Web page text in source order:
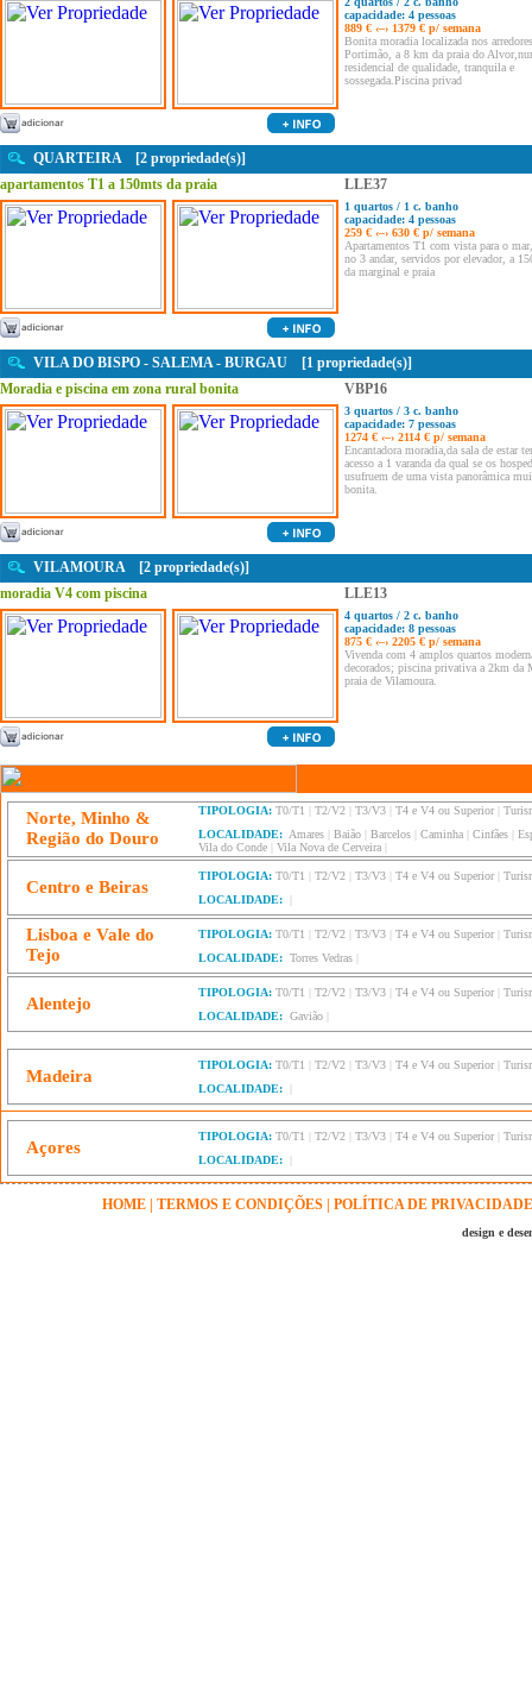
capacidade: 4 pessoas
889 € ‹–› 1379 € p/ semana
Bonita moradia localizada nos
Portimão, a 8 km da praia do
residencial de qualidade, tranquila e
sossegada.Piscina privad
QUARTEIRA [2 propriedade(s)]
apartamentos T1 a 150mts da praia
LLE37
1 quartos / 1 c. banho
capacidade: 4 pessoas
259 € ‹–› 630 € p/ semana
Apartamentos T1 com vista para o
no 3 andar, servidos por elevador, a
da marginal e praia
VILA DO BISPO - SALEMA - BURGAU [1 propriedade(s)]
Moradia e piscina em zona rural bonita
VBP16
3 quartos / 3 c. banho
capacidade: 7 pessoas
1274 € ‹–› 2114 € p/ semana
Encantadora moradia,da sala de estar
acesso a 1 varanda da qual se os
usufruem de uma vista panorâmica
bonita.
VILAMOURA [2 propriedade(s)]
moradia V4 com piscina
LLE13
4 quartos / 2 c. banho
capacidade: 8 pessoas
875 € ‹–› 2205 € p/ semana
Vivenda com 4 amplos quartos
decorados; piscina privativa a 2km da
praia de Vilamoura.
Norte, Minho &
Região do Douro
TIPOLOGIA: T0/T1 T2/V2 T3/V3 T4 e V4 ou Superior|
LOCALIDADE: Amares Baião Barcelos Caminha Cinfães
Vila do Conde
Vila Nova de Cerveira
Centro e Beiras
TIPOLOGIA: T0/T1 T2/V2 T3/V3 T4 e V4 ou Superior|
LOCALIDADE:
Lisboa e Vale do
Tejo
TIPOLOGIA: T0/T1 T2/V2 T3/V3 T4 e V4 ou Superior|
LOCALIDADE: Torres Vedras
Alentejo
TIPOLOGIA: T0/T1 T2/V2 T3/V3 T4 e V4 ou Superior|
LOCALIDADE: Gavião
Madeira
TIPOLOGIA: T0/T1 T2/V2 T3/V3 T4 e V4 ou Superior|
LOCALIDADE:
Açores
TIPOLOGIA: T0/T1 T2/V2 T3/V3 T4 e V4 ou Superior|
LOCALIDADE:
HOME| TERMOS E CONDIÇÕES| POLÍTICA DE PRIVACIDADE
design e